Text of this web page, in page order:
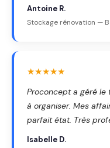
Antoine R.
Stockage rénovation —
★★★★★
Proconcept a géré le
à organiser. Mes
parfait état. Très
Isabelle D.